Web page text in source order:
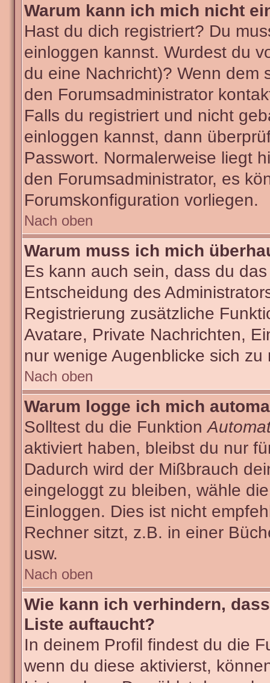
Warum kann ich mich nicht
Hast du dich registriert? Du
einloggen kannst. Wurdest du
du eine Nachricht)? Wenn dem
den Forumsadministrator
Falls du registriert und nicht
einloggen kannst, dann
Passwort. Normalerweise liegt
den Forumsadministrator, es
Forumskonfiguration vorliegen.
Nach oben
Warum muss ich mich
Es kann auch sein, dass du
Entscheidung des
Registrierung zusätzliche
Avatare, Private Nachrichten,
nur wenige Augenblicke sich
Nach oben
Warum logge ich mich
Solltest du die Funktion
aktiviert haben, bleibst du nur
Dadurch wird der Mißbrauch
eingeloggt zu bleiben, wähle
Einloggen. Dies ist nicht
Rechner sitzt, z.B. in einer
usw.
Nach oben
Wie kann ich verhindern,
Liste auftaucht?
In deinem Profil findest du die
wenn du diese aktivierst,